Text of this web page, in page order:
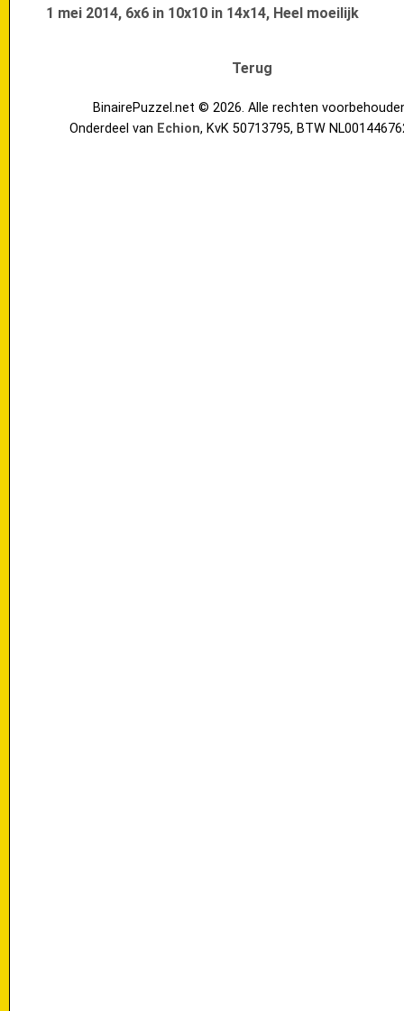
1 mei 2014, 6x6 in 10x10 in 14x14, Heel moeilijk
Terug
BinairePuzzel.net © 2026. Alle rechten
Onderdeel van Echion, KvK 50713795, BTW